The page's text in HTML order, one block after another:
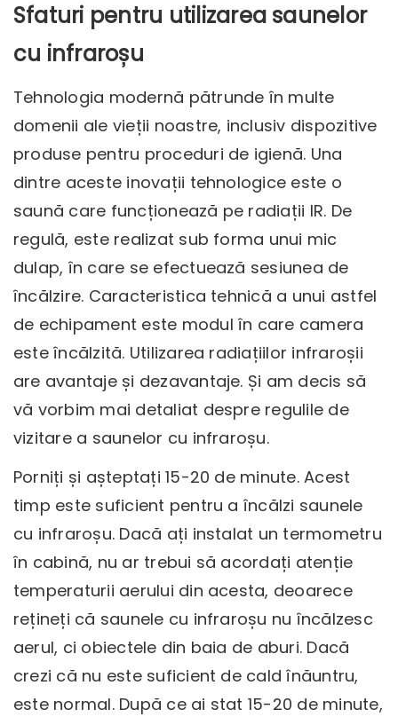
Sfaturi pentru utilizarea saunelor
cu infraroșu
Tehnologia modernă pătrunde în multe
domenii ale vieții noastre, inclusiv dispozitive
produse pentru proceduri de igienă. Una
dintre aceste inovații tehnologice este o
saună care funcționează pe radiații IR. De
regulă, este realizat sub forma unui mic
dulap, în care se efectuează sesiunea de
încălzire. Caracteristica tehnică a unui astfel
de echipament este modul în care camera
este încălzită. Utilizarea radiațiilor infraroșii
are avantaje și dezavantaje. Și am decis să
vă vorbim mai detaliat despre regulile de
vizitare a saunelor cu infraroșu.
Porniți și așteptați 15-20 de minute. Acest
timp este suficient pentru a încălzi saunele
cu infraroșu. Dacă ați instalat un termometru
în cabină, nu ar trebui să acordați atenție
temperaturii aerului din acesta, deoarece
rețineți că saunele cu infraroșu nu încălzesc
aerul, ci obiectele din baia de aburi. Dacă
crezi că nu este suficient de cald înăuntru,
este normal. După ce ai stat 15-20 de minute,